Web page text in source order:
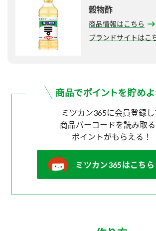
穀物酢
商品情報はこちら
ブランドサイトはこ
ミツカン365に会員登録し
商品バーコードを読み取る
ポイントがもらえる！
ミツカン365はこちら